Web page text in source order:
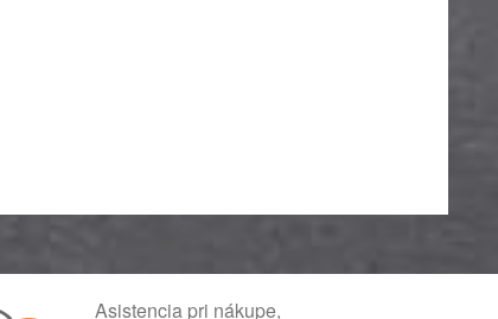
Asistencia pri nákupe,